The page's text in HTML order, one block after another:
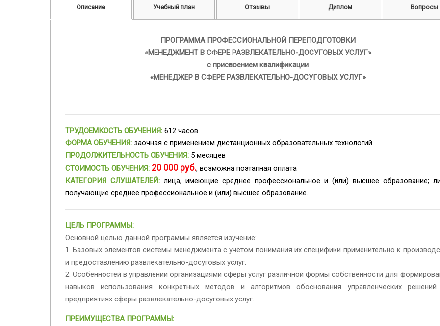
Описание Учебный план Отзывы Диплом Вопросы
ПРОГРАММА ПРОФЕССИОНАЛЬНОЙ ПЕРЕПОДГОТОВКИ
«МЕНЕДЖМЕНТ В СФЕРЕ РАЗВЛЕКАТЕЛЬНО-ДОСУГОВЫХ УСЛУГ»
с присвоением квалификации
«МЕНЕДЖЕР В СФЕРЕ РАЗВЛЕКАТЕЛЬНО-ДОСУГОВЫХ УСЛУГ»
ТРУДОЕМКОСТЬ ОБУЧЕНИЯ: 612 часов
ФОРМА ОБУЧЕНИЯ: заочная с применением дистанционных образовательных технологий
ПРОДОЛЖИТЕЛЬНОСТЬ ОБУЧЕНИЯ: 5 месяцев
СТОИМОСТЬ ОБУЧЕНИЯ: 20 000 руб., возможна поэтапная оплата
КАТЕГОРИЯ СЛУШАТЕЛЕЙ: лица, имеющие среднее профессиональное и (или) высшее образование;
получающие среднее профессиональное и (или) высшее образование.
ЦЕЛЬ ПРОГРАММЫ:
Основной целью данной программы является изучение:
1. Базовых элементов системы менеджмента сучётом понимания их специфики применительно к
и предоставлению развлекательно-досуговых услуг.
2. Особенностей в управлении организациями сферы услуг различной формы собственности для
навыков использования конкретных методов и алгоритмов обоснования управленческих
предприятиях сферы развлекательно-досуговых услуг.
ПРЕИМУЩЕСТВА ПРОГРАММЫ: